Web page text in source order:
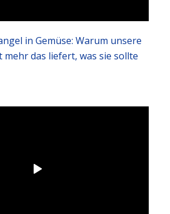
in Gemüse: Warum unsere
das liefert, was sie sollte